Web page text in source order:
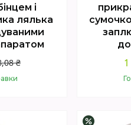
і
лялька
₴